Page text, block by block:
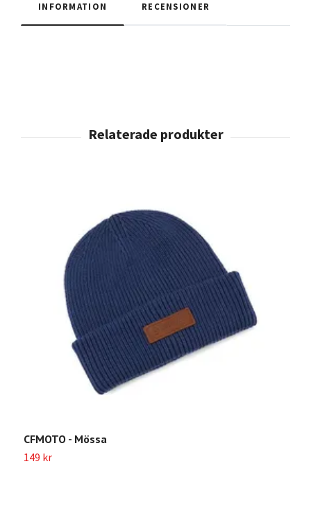
INFORMATION RECENSIONER
CFMOTO - Mössa
149 kr